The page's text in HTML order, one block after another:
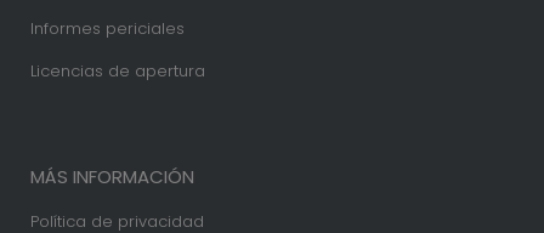
Informes periciales
Licencias de apertura
MÁS INFORMACIÓN
Política de privacidad